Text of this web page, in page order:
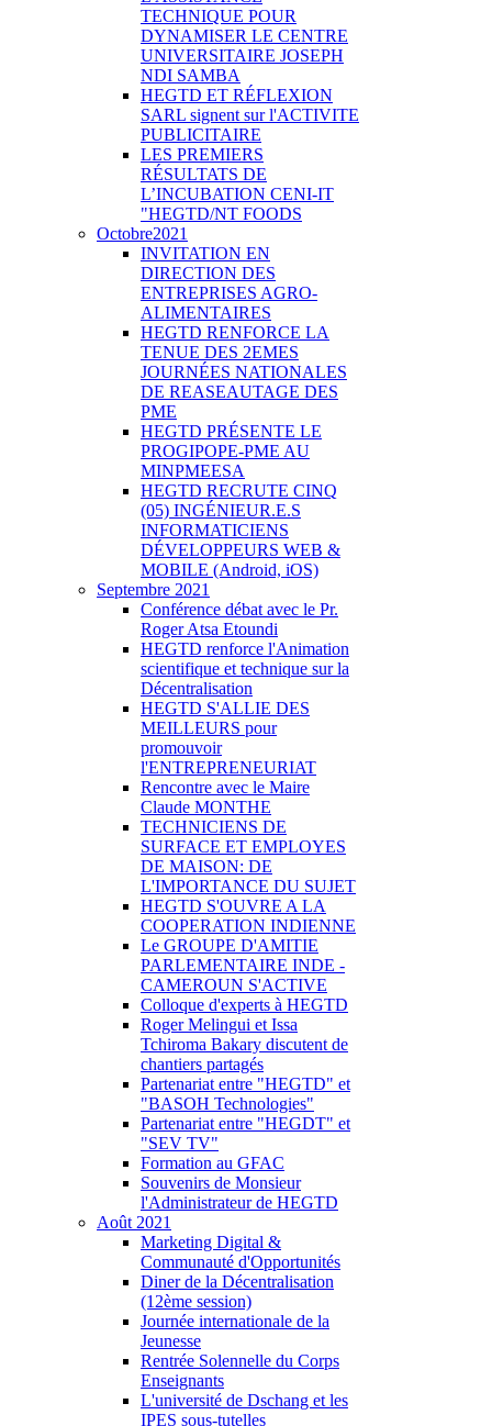
TECHNIQUE POUR
DYNAMISER LE CENTRE
UNIVERSITAIRE JOSEPH
NDI SAMBA
HEGTD ET RÉFLEXION
SARL signent sur l'ACTIVITE
PUBLICITAIRE
LES PREMIERS
RÉSULTATS DE
L’INCUBATION CENI-IT
"HEGTD/NT FOODS
Octobre2021
INVITATION EN
DIRECTION DES
ENTREPRISES AGRO-
ALIMENTAIRES
HEGTD RENFORCE LA
TENUE DES 2EMES
JOURNÉES NATIONALES
DE REASEAUTAGE DES
PME
HEGTD PRÉSENTE LE
PROGIPOPE-PME AU
MINPMEESA
HEGTD RECRUTE CINQ
(05) INGÉNIEUR.E.S
INFORMATICIENS
DÉVELOPPEURS WEB &
MOBILE (Android, iOS)
Septembre 2021
Conférence débat avec le Pr.
Roger Atsa Etoundi
HEGTD renforce l'Animation
scientifique et technique sur la
Décentralisation
HEGTD S'ALLIE DES
MEILLEURS pour
promouvoir
l'ENTREPRENEURIAT
Rencontre avec le Maire
Claude MONTHE
TECHNICIENS DE
SURFACE ET EMPLOYES
DE MAISON: DE
L'IMPORTANCE DU SUJET
HEGTD S'OUVRE A LA
COOPERATION INDIENNE
Le GROUPE D'AMITIE
PARLEMENTAIRE INDE -
CAMEROUN S'ACTIVE
Colloque d'experts à HEGTD
Roger Melingui et Issa
Tchiroma Bakary discutent de
chantiers partagés
Partenariat entre "HEGTD" et
"BASOH Technologies"
Partenariat entre "HEGDT" et
"SEV TV"
Formation au GFAC
Souvenirs de Monsieur
l'Administrateur de HEGTD
Août 2021
Marketing Digital &
Communauté d'Opportunités
Diner de la Décentralisation
(12ème session)
Journée internationale de la
Jeunesse
Rentrée Solennelle du Corps
Enseignants
L'université de Dschang et les
IPES sous-tutelles